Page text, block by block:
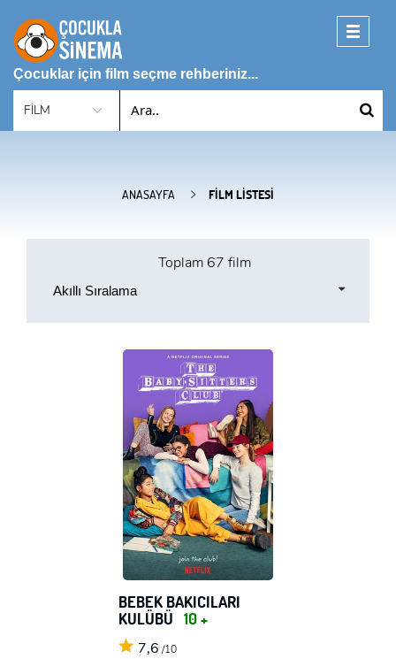
Toggle
Çocuklar için film seçme rehberiniz...
ANASAYFA FILM LISTESI
Toplam 67 film
Akıllı Sıralama
BEBEK BAKICILARI
KULÜBÜ 10 +
7,6 /10